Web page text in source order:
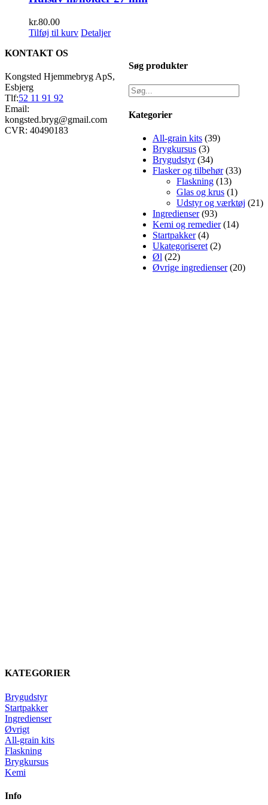
kr.80.00
Tilføj til kurv Detaljer
Søg produkter
Kategorier
All-grain kits (39)
Brygkursus (3)
Brygudstyr (34)
Flasker og tilbehør (33)
Flaskning (13)
Glas og krus (1)
Udstyr og værktøj (21)
Ingredienser (93)
Kemi og remedier (14)
Startpakker (4)
Ukategoriseret (2)
Øl (22)
Øvrige ingredienser (20)
KONTAKT OS
Kongsted Hjemmebryg ApS,
Esbjerg
Tlf:52 11 91 92
Email:
kongsted.bryg@gmail.com
CVR: 40490183
KATEGORIER
Brygudstyr
Startpakker
Ingredienser
Øvrigt
All-grain kits
Flaskning
Brygkursus
Kemi
Info